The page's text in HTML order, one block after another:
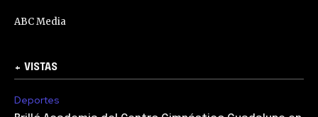
ABC Media
+ VISTAS
Deportes